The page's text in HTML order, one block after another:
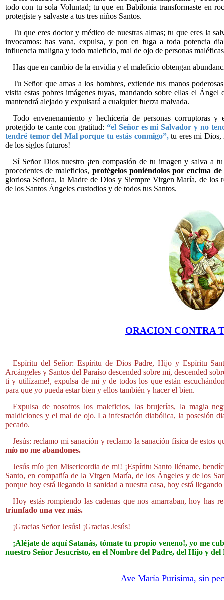
todo con tu sola Voluntad; tu que en Babilonia transformaste en
protegiste y salvaste a tus tres niños Santos.
Tu que eres doctor y médico de nuestras almas; tu que eres la
invocamos: has vana, expulsa, y pon en fuga a toda potencia
influencia maligna y todo maleficio, mal de ojo de personas
Has que en cambio de la envidia y el maleficio obtengan
Tu Señor que amas a los hombres, extiende tus manos
visita estas pobres imágenes tuyas, mandando sobre ellas el
mantendrá alejado y expulsará a cualquier fuerza malvada.
Todo envenenamiento y hechicería de personas corruptoras
protegido te cante con gratitud:“el Señor es mi Salvador y no
tendré temor del Mal porque tu estás conmigo”,tu eres mi Dios,
de los siglos futuros!
Sí Señor Dios nuestro ¡ten compasión de tu imagen y salva a
procedentes de maleficios, protégelos poniéndolos por encima
gloriosa Señora, la Madre de Dios y Siempre Virgen María, de los
de los Santos Ángeles custodios y de todos tus Santos.
ORACION CONTRA
Espíritu del Señor: Espíritu de Dios Padre, Hijo y Espíritu
Arcángeles y Santos del Paraíso descended sobre mi, descended
ti y utilízame!, expulsa de mi y de todos los que están
para que yo pueda estar bien y ellos también y hacer el bien.
Expulsa de nosotros los maleficios, las brujerías, la magia
maldiciones y el mal de ojo. La infestación diabólica, la posesión
pecado.
Jesús: reclamo mi sanación y reclamo la sanación física de estos
mío no me abandones.
Jesús mío ¡ten Misericordia de mi! ¡Espíritu Santo lléname,
Santo, en compañía de la Virgen María, de los Ángeles y de los
porque hoy está llegando la sanidad a nuestra casa, hoy está
Hoy estás rompiendo las cadenas que nos amarraban, hoy has
triunfado una vez más.
¡Gracias Señor Jesús! ¡Gracias Jesús!
¡Aléjate de aquí Satanás, tómate tu propio veneno!, yo me
nuestro Señor Jesucristo, en el Nombre del Padre, del Hijo y
Ave María Purísima, sin